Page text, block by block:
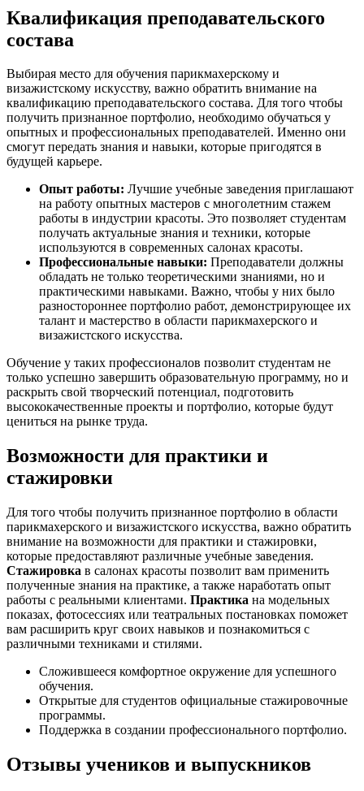
Квалификация преподавательского
состава
Выбирая место для обучения парикмахерскому и
визажистскому искусству, важно обратить внимание на
квалификацию преподавательского состава. Для того чтобы
получить признанное портфолио, необходимо обучаться у
опытных и профессиональных преподавателей. Именно они
смогут передать знания и навыки, которые пригодятся в
будущей карьере.
Опыт работы: Лучшие учебные заведения приглашают
на работу опытных мастеров с многолетним стажем
работы в индустрии красоты. Это позволяет студентам
получать актуальные знания и техники, которые
используются в современных салонах красоты.
Профессиональные навыки: Преподаватели должны
обладать не только теоретическими знаниями, но и
практическими навыками. Важно, чтобы у них было
разностороннее портфолио работ, демонстрирующее их
талант и мастерство в области парикмахерского и
визажистского искусства.
Обучение у таких профессионалов позволит студентам не
только успешно завершить образовательную программу, но и
раскрыть свой творческий потенциал, подготовить
высококачественные проекты и портфолио, которые будут
цениться на рынке труда.
Возможности для практики и
стажировки
Для того чтобы получить признанное портфолио в области
парикмахерского и визажистского искусства, важно обратить
внимание на возможности для практики и стажировки,
которые предоставляют различные учебные заведения.
Стажировка в салонах красоты позволит вам применить
полученные знания на практике, а также наработать опыт
работы с реальными клиентами. Практика на модельных
показах, фотосессиях или театральных постановках поможет
вам расширить круг своих навыков и познакомиться с
различными техниками и стилями.
Сложившееся комфортное окружение для успешного
обучения.
Открытые для студентов официальные стажировочные
программы.
Поддержка в создании профессионального портфолио.
Отзывы учеников и выпускников